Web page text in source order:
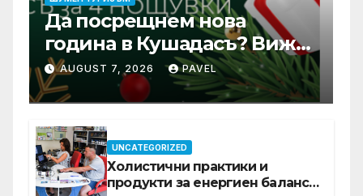
Да посрещнем нова
година в Кушадасъ? Вижте
защо си заслужава …
AUGUST 7, 2026 PAVEL
UNCATEGORIZED
Холистични практики и
продукти за енергиен баланс в